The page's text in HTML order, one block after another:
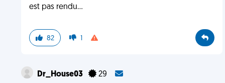
est pas rendu...
82 1
Dr_House03 29